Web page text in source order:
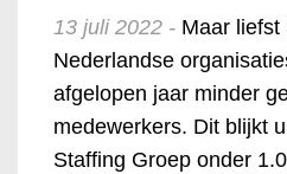
13 juli 2022 - Maar liefst
Nederlandse
afgelopen jaar minder
medewerkers. Dit blijkt
Staffing Groep onder